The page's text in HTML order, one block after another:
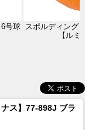
号球
スポルディング
【ル
ス】77-898J ブラ